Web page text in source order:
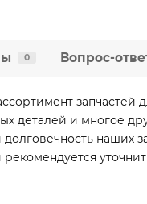
0 Вопрос-
деталей и многое
наших